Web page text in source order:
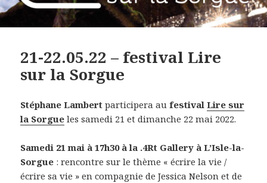
21-22.05.22 – festival Lire
sur la Sorgue
Stéphane Lambert participera aufestivalLire sur
la Sorgue les samedi 21 et dimanche 22 mai 2022.
Samedi 21 mai à 17h30 à la .4Rt Gallery à L’Isle-la-
Sorgue : rencontre sur le thème « écrire la vie /
écrire sa vie » en compagnie de Jessica Nelson et de